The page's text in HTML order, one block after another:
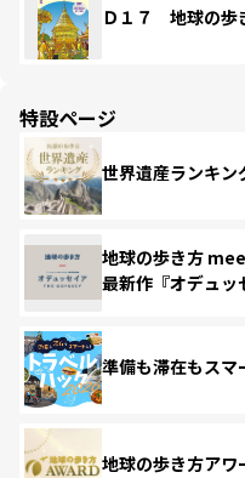
Ｄ１７ 地球の
特設ページ
世界遺産ランキン
地球の歩き方
最新作『オデュッ
準備も滞在もス
地球の歩き方ア